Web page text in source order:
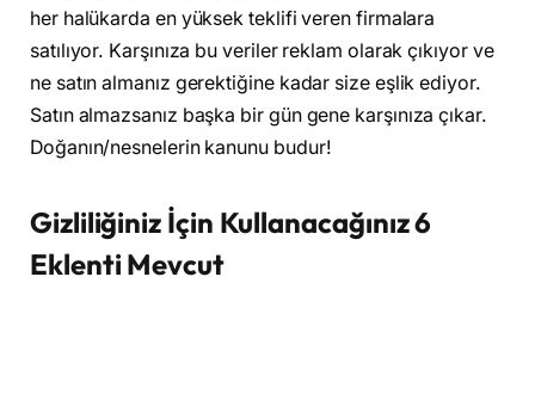
her halükarda en yüksek teklifi veren firmalara
satılıyor. Karşınıza bu veriler reklam olarak çıkıyor ve
ne satın almanız gerektiğine kadar size eşlik ediyor.
Satın almazsanız başka bir gün gene karşınıza çıkar.
Doğanın/nesnelerin kanunu budur!
Gizliliğiniz İçin Kullanacağınız 6
Eklenti Mevcut